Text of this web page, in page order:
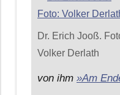
Dr. Erich Jooß.
Volker Derlath
von ihm »Am